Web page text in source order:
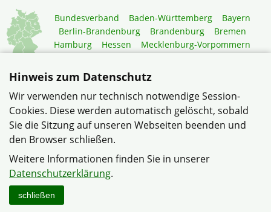
Bundesverband Baden-Württemberg
Bayern
Berlin-Brandenburg
Brandenburg
Bremen
Hamburg
Hessen
Mecklenburg-Vorpommern
Rheinland-Pfalz
Sachsen-Anhalt
Schleswig-Holstein
Mitgliedermagazin
Gartenberatung
© ... für alle, die bauen, modernisieren und wohnen im
Verband Wohneigentum Saarland e.V.
Datenschutzerklärung
Hinweis zum Datenschutz
Wir verwenden nur technisch notwendige Session-
Cookies. Diese werden automatisch gelöscht, sobald
Sie die Sitzung auf unseren Webseiten beenden und
den Browser schließen.
Weitere Informationen finden Sie in unserer
Datenschutzerklärung.
schließen